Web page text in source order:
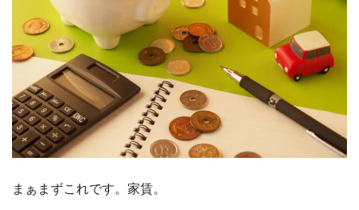
まぁまずこれです。家賃。